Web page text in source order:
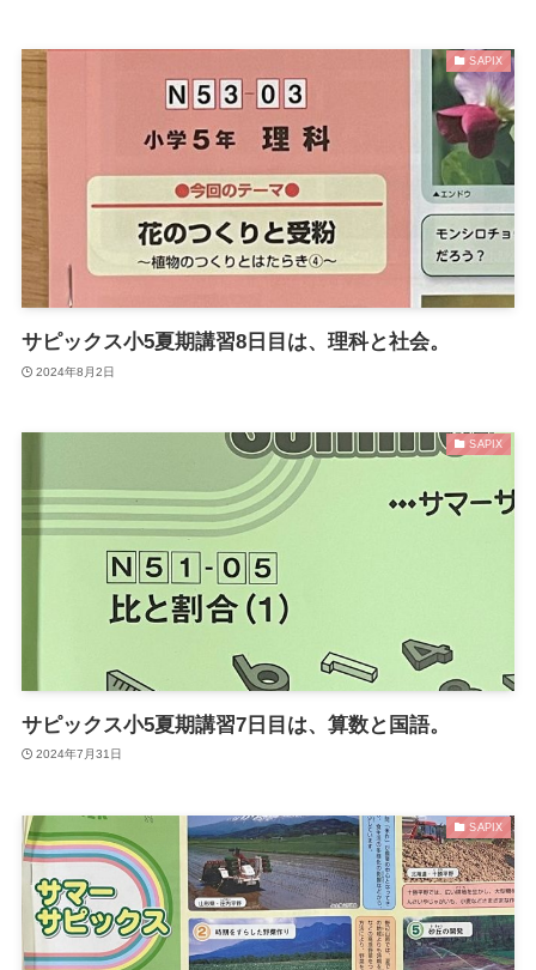
SAPIX
サピックス小5夏期講習8日目は、理科と社会。
2024年8月2日
SAPIX
サピックス小5夏期講習7日目は、算数と国語。
2024年7月31日
SAPIX